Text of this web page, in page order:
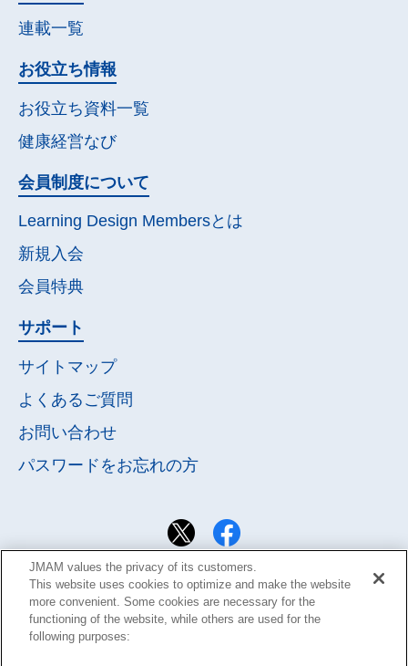
連載一覧
お役立ち情報
お役立ち資料一覧
健康経営なび
会員制度について
Learning Design Membersとは
新規入会
会員特典
サポート
サイトマップ
よくあるご質問
お問い合わせ
パスワードをお忘れの方
JMAM values the privacy of its customers.
This website uses cookies to optimize and make the website
more convenient. Some cookies are necessary for the
functioning of the website, while others are used for the
following purposes: